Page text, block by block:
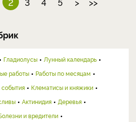
Гладиолусы
Лунный календарь
работы
Работы по месяцам
Клематисы и княжики
Актинидия
Деревья
и вредители